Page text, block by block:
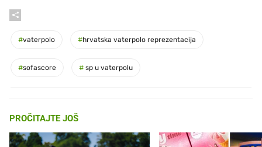
#vaterpolo #hrvatska vaterpolo reprezentacija
#sofascore # sp u vaterpolu
PROČITAJTE JOŠ